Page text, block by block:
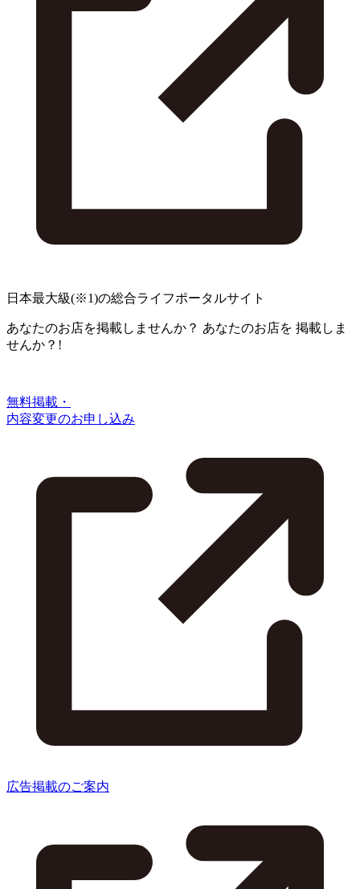
日本最大級(※1)の総合ライフポータルサイト
あなたのお店を掲載しませんか？ あなたのお店を 掲載しま
せんか？!
無料掲載・
内容変更のお申し込み
広告掲載のご案内